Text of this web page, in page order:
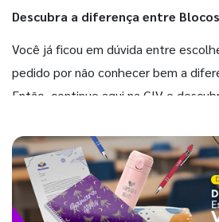
Descubra a diferença entre
Você já ficou em dúvida entre
pedido por não conhecer bem a
Então, continue aqui na GIV e